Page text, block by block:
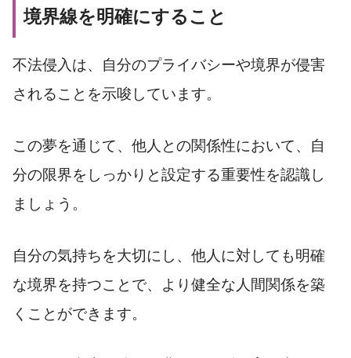
境界線を明確にすること
不法侵入は、自分のプライバシーや境界が侵害
されることを示唆しています。
この夢を通じて、他人との関係性において、自
分の限界をしっかりと設定する重要性を認識し
ましょう。
自分の気持ちを大切にし、他人に対しても明確
な境界を持つことで、より健全な人間関係を築
くことができます。